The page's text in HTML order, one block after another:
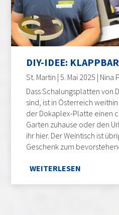
DIY-IDEE:
St. Martin | 5. Mai 2025 | Nina
Dass Schalungsplatten von
sind, ist in Österreich
der Dokaplex-Platte einen
Garten zuhause oder den
ihr hier. Der Weintisch ist
Geschenk zum
WEITERLESEN